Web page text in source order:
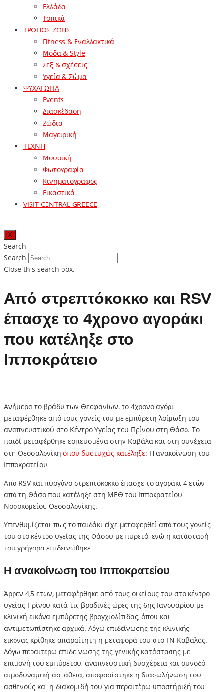
Ελλάδα
Τοπικά
ΤΡΟΠΟΣ ΖΩΗΣ
Fitness & Εναλλακτικά
Μόδα & Style
Σεξ & σχέσεις
Υγεία & Σώμα
ΨΥΧΑΓΩΓΙΑ
Events
Διασκέδαση
Ζώδια
Μαγειρική
ΤΕΧΝΗ
Μουσική
Φωτογραφία
Κινηματογράφος
Εικαστικά
VISIT CENTRAL GREECE
X
Search
Search
Close this search box.
Από στρεπτόκοκκο και RSV
έπασχε το 4χρονο αγοράκι
που κατέληξε στο
Ιπποκράτειο
Ανήμερα το βράδυ των Θεοφανίων, το 4χρονο αγόρι
μεταφέρθηκε από τους γονείς του με εμπύρετη λοίμωξη του
αναπνευστικού στο Κέντρο Υγείας του Πρίνου στη Θάσο. Το
παιδί μεταφέρθηκε εσπευσμένα στην Καβάλα και στη συνέχεια
στη Θεσσαλονίκη όπου δυστυχώς κατέληξε: Η ανακοίνωση του
Ιπποκρατείου
Από RSV και πυογόνο στρεπτόκοκκο έπασχε το αγοράκι 4 ετών
από τη Θάσο που κατέληξε στη ΜΕΘ του Ιπποκρατείου
Νοσοκομείου Θεσσαλονίκης.
Υπενθυμίζεται πως το παιδάκι είχε μεταφερθεί από τους γονείς
του στο κέντρο υγείας της Θάσου με πυρετό, ενώ η κατάστασή
του γρήγορα επιδεινώθηκε.
Η ανακοίνωση του Ιπποκρατείου
Άρρεν 4,5 ετών, μεταφέρθηκε από τους οικείους του στο κέντρο
υγείας Πρίνου κατά τις βραδινές ώρες της 6ης Ιανουαρίου με
κλινική εικόνα εμπύρετης βρογχιολίτιδας, όπου και
αντιμετωπίστηκε αρχικά. Λόγω επιδείνωσης της κλινικής
εικόνας κρίθηκε απαραίτητη η μεταφορά του στο ΓΝ Καβάλας.
Λόγω περαιτέρω επιδείνωσης της γενικής κατάστασης με
επιμονή του εμπύρετου, αναπνευστική δυσχέρεια και συνοδό
αιμοδυναμική αστάθεια, αποφασίστηκε η διασωλήνωση του
ασθενούς και η διακομιδή του για περαιτέρω υποστήριξή του